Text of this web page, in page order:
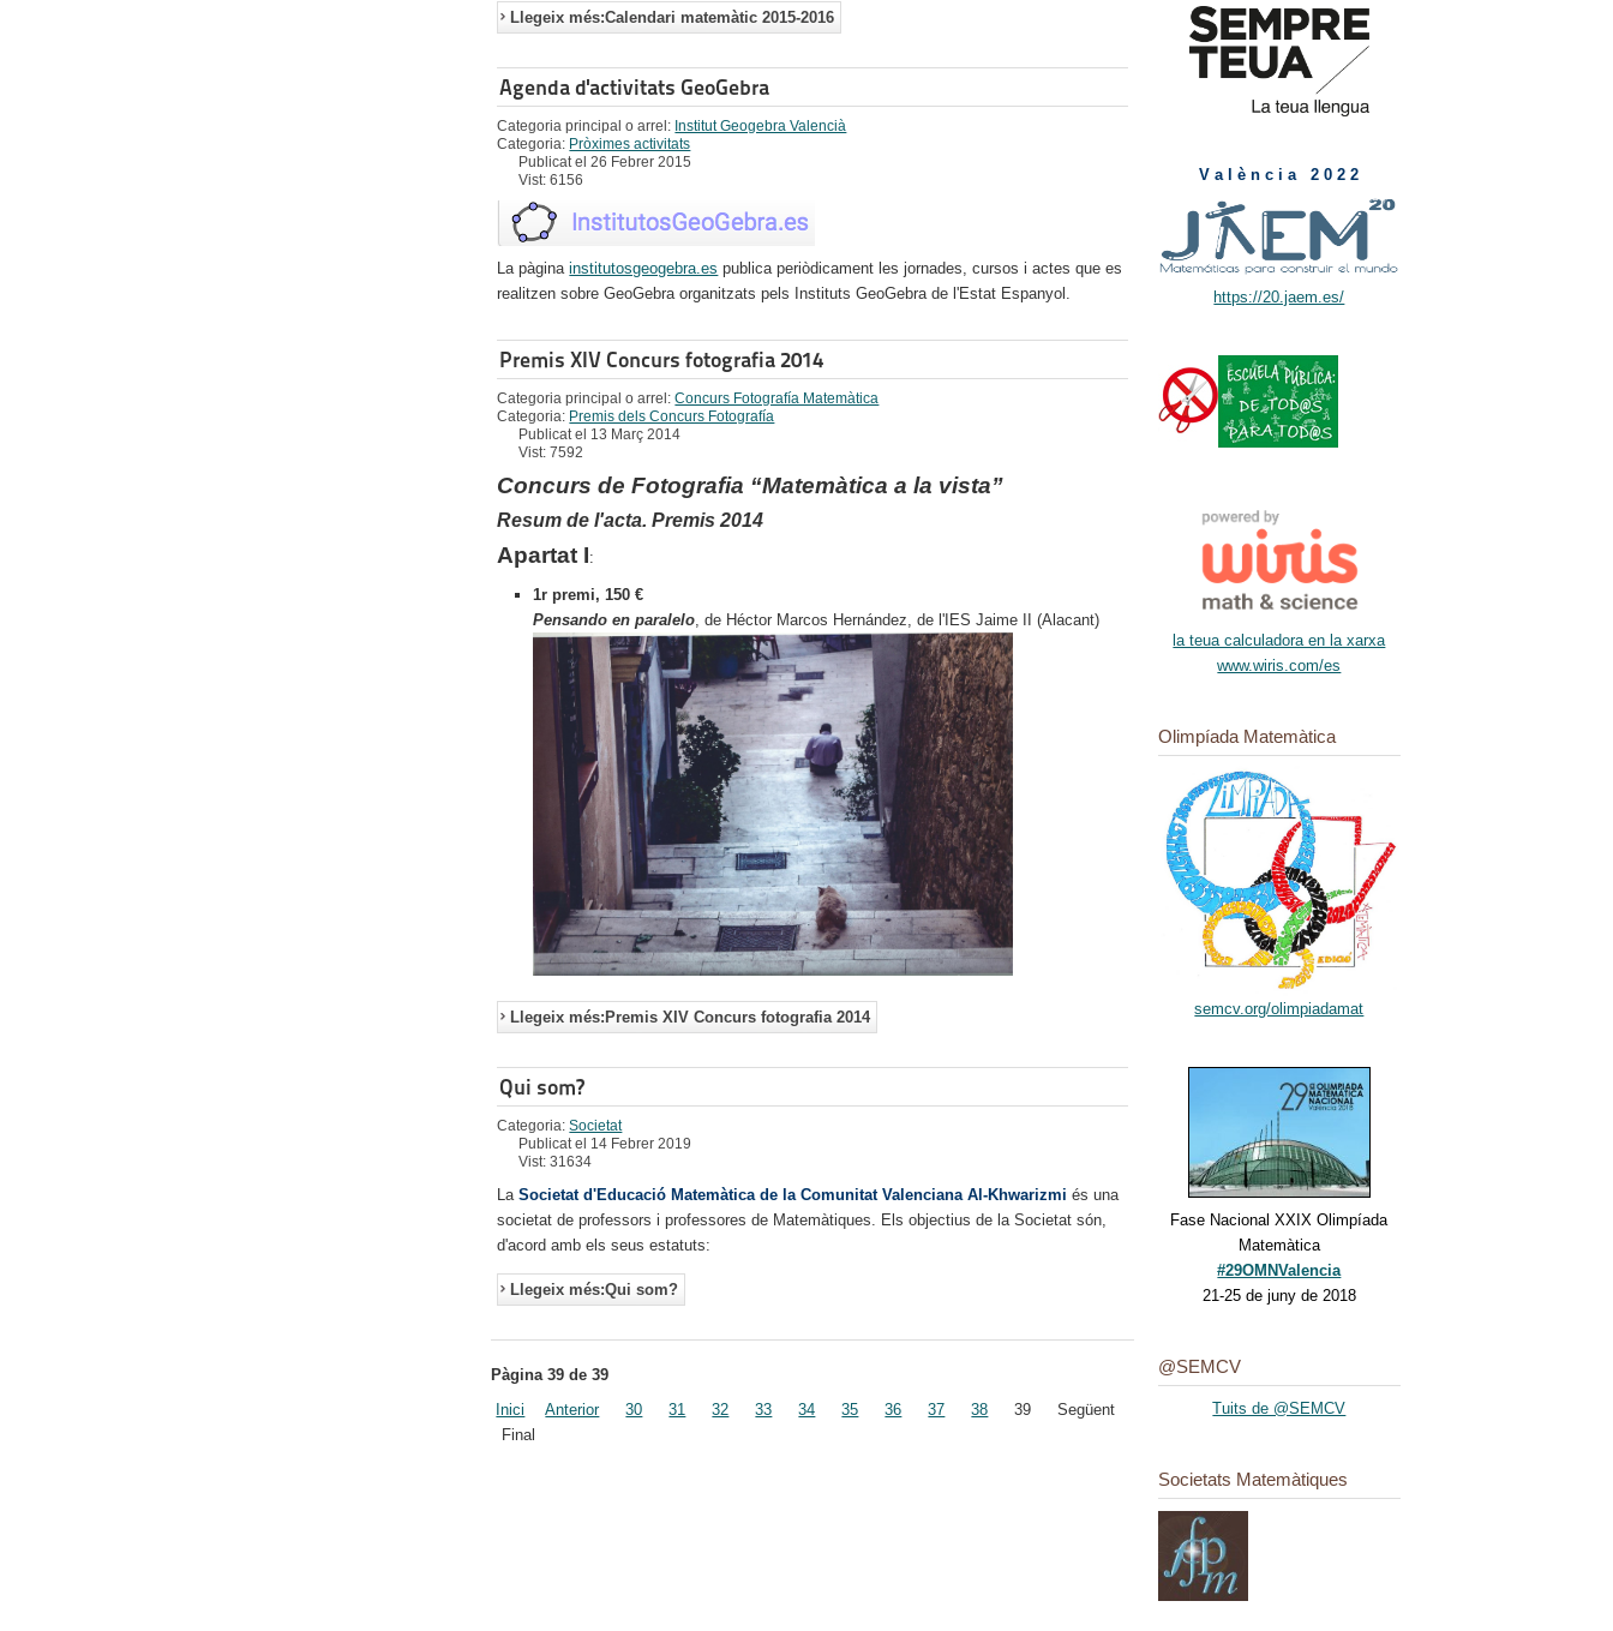
Llegeix més:Calendari matemàtic 2015-2016
Agenda d'activitats GeoGebra
Categoria principal o arrel: Institut Geogebra Valencià
Categoria: Pròximes activitats
Publicat el 26 Febrer 2015
Vist: 6156
La pàginainstitutosgeogebra.es publica periòdicament les jornades, cursos i actes que es
realitzen sobre GeoGebra organitzats pels Instituts GeoGebra de l'Estat Espanyol.
Premis XIV Concurs fotografia 2014
Categoria principal o arrel:Concurs Fotografía Matemàtica
Categoria: Premis dels Concurs Fotografía
Publicat el 13 Març 2014
Vist: 7592
Concurs de Fotografia “Matemàtica a la vista”
Resum de l'acta. Premis 2014
Apartat I:
1r premi, 150 €
Pensando en paralelo , de Héctor Marcos Hernández, de l'IES Jaime II (Alacant)
Llegeix més:Premis XIV Concurs fotografia 2014
Qui som?
Categoria:Societat
Publicat el 14 Febrer 2019
Vist: 31634
LaSocietat d'Educació Matemàtica de la Comunitat Valenciana Al-Khwarizmi és una
societat de professors i professores de Matemàtiques. Els objectius de la Societat són,
d'acord amb els seus estatuts:
Llegeix més:Qui som?
Pàgina 39 de 39
Inici
Anterior 30 31 32 33 34 35 36 37 38 39
Següent
Final
V a l è n c i a 2 0 2 2
https://20.jaem.es/
la teua calculadora en la xarxa
www.wiris.com/es
Olimpíada Matemàtica
semcv.org/olimpiadamat
Fase Nacional XXIX Olimpíada
Matemàtica
#29OMNValencia
21-25 de juny de 2018
@SEMCV
Tuits de @SEMCV
Societats Matemàtiques